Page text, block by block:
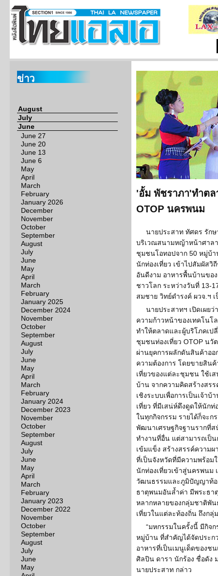
ข่าว
August
July
June
June 27
June 20
June 13
June 6
May
April
March
February
January 2026
December
November
October
September
August
July
June
May
April
March
February
January 2025
December 2024
November
October
September
August
July
June
May
April
March
February
January 2024
December 2023
November
October
September
August
July
June
May
April
March
February
January 2023
December 2022
November
October
September
August
July
June
May
'อั้ม พัชราภา'ทำต
OTOP นครพนม
นายประสาท ทัศดร รัก
บริเวณสนามหญ้าหน้าศาล
ชุมชนโอทอปจาก 50 หมู่บ้
นักท่องเที่ยว เข้าไปสัมผัส
อันดีงาม อาหารพื้นบ้านขอ
ชาวโลก ระหว่างวันที่ 13-
สมชาย วิทย์ดำรงค์ ผวจ.ฯ
นายประสาทฯ เปิดเผย
ความก้าวหน้าของเทคโนโ
ทำให้ตลาดและผู้บริโภคเป
ชุมชนท่องเที่ยว OTOP นวั
ผ่านยุคการผลักดันสินค้าออ
ความต้องการ โดยขายสิน
เที่ยวของแต่ละชุมชน ใช้
บ้าน จากความคิดสร้างสร
เชิงระบบเพื่อการเป็นเจ้าบ้
เที่ยว ที่มีเสน่ห์ดึงดูดให้นักท่
ในทุกกิจกรรม รายได้ก็จะ
พัฒนาเศรษฐกิจฐานรากที่
ทำงานที่อื่น แต่สามารถเป็
เข้มแข็ง สร้างสรรค์ความ
ที่เป็นจังหวัดที่มีความพร้อม
นักท่องเที่ยวเข้าสู่นครพนม
วัฒนธรรมและภูมิปัญญาท้อ
ธาตุพนมอันล้ำค่า มีพระธา
หลากหลายของกลุ่มชาติพัน
เที่ยวในแต่ละท้องถิ่น ถึงก
“มหกรรมในครั้งนี้ มีกิจก
หมู่บ้าน ที่สำคัญได้จัดประ
อาหารที่เป็นเมนูเด็ดของช
ศิลปิน ดารา นักร้อง ชื่อดัง
นายประสาท กล่าว